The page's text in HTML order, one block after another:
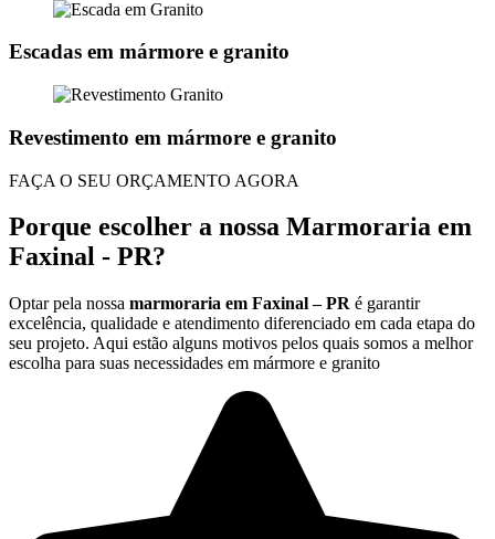
Escadas em mármore e granito
Revestimento em mármore e granito
FAÇA O SEU ORÇAMENTO AGORA
Porque escolher a nossa Marmoraria em
Faxinal - PR?
Optar pela nossa marmoraria em Faxinal – PR é garantir
excelência, qualidade e atendimento diferenciado em cada etapa do
seu projeto. Aqui estão alguns motivos pelos quais somos a melhor
escolha para suas necessidades em mármore e granito